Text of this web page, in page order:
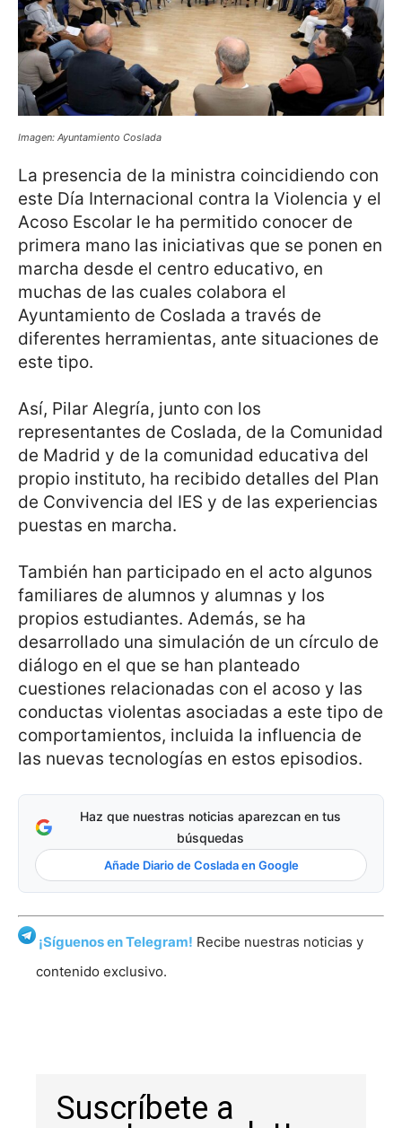
Imagen: Ayuntamiento Coslada
La presencia de la ministra coincidiendo con
este Día Internacional contra la Violencia y el
Acoso Escolar le ha permitido conocer de
primera mano las iniciativas que se ponen en
marcha desde el centro educativo, en
muchas de las cuales colabora el
Ayuntamiento de Coslada a través de
diferentes herramientas, ante situaciones de
este tipo.
Así, Pilar Alegría, junto con los
representantes de Coslada, de la Comunidad
de Madrid y de la comunidad educativa del
propio instituto, ha recibido detalles del Plan
de Convivencia del IES y de las experiencias
puestas en marcha.
También han participado en el acto algunos
familiares de alumnos y alumnas y los
propios estudiantes. Además, se ha
desarrollado una simulación de un círculo de
diálogo en el que se han planteado
cuestiones relacionadas con el acoso y las
conductas violentas asociadas a este tipo de
comportamientos, incluida la influencia de
las nuevas tecnologías en estos episodios.
Haz que nuestras noticias aparezcan en tus
búsquedas
Añade Diario de Coslada en Google
¡Síguenos en Telegram! Recibe nuestras noticias y
contenido exclusivo.
Suscríbete a